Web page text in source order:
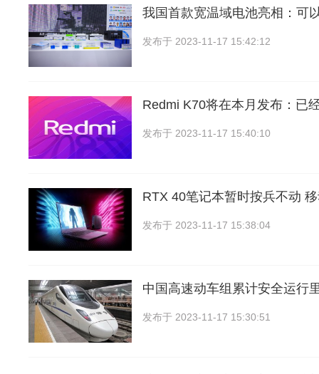
我国首款宽温域电池亮相：可
发布于 2023-11-17 15:42:12
Redmi K70将在本月发布：已
发布于 2023-11-17 15:40:10
RTX 40笔记本暂时按兵不动
发布于 2023-11-17 15:38:04
中国高速动车组累计安全运行
发布于 2023-11-17 15:30:51